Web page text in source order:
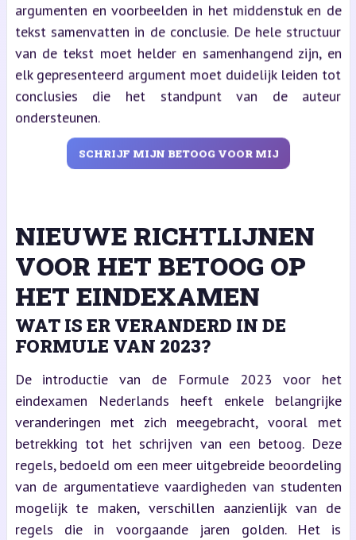
argumenten en voorbeelden in het middenstuk en de
tekst samenvatten in de conclusie. De hele structuur
van de tekst moet helder en samenhangend zijn, en
elk gepresenteerd argument moet duidelijk leiden tot
conclusies die het standpunt van de auteur
ondersteunen.
SCHRIJF MIJN BETOOG VOOR MIJ
NIEUWE RICHTLIJNEN
VOOR HET BETOOG OP
HET EINDEXAMEN
WAT IS ER VERANDERD IN DE
FORMULE VAN 2023?
De introductie van de Formule 2023 voor het
eindexamen Nederlands heeft enkele belangrijke
veranderingen met zich meegebracht, vooral met
betrekking tot het schrijven van een betoog. Deze
regels, bedoeld om een meer uitgebreide beoordeling
van de argumentatieve vaardigheden van studenten
mogelijk te maken, verschillen aanzienlijk van de
regels die in voorgaande jaren golden. Het is